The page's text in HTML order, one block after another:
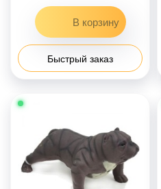
Быстрый заказ